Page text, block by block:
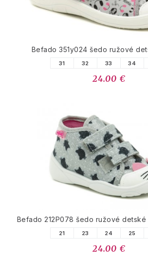
Befado 351y024 šedo ružové
31 32 33 34
24.00 €
Befado 212P078 šedo ružové
21 23 24 25
24.00 €